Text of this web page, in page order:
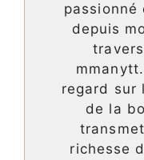
depuis
regard sur
de la
richesse